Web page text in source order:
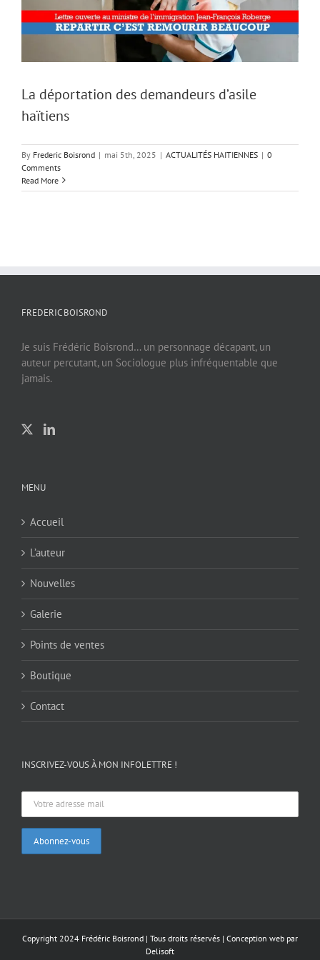
La déportation des demandeurs d’asile
haïtiens
By Frederic Boisrond | mai 5th, 2025 | ACTUALITÉS HAITIENNES | 0
Comments
Read More
FREDERIC BOISROND
Je suis Frédéric Boisrond… un personnage décapant, un
auteur percutant, un Sociologue plus infréquentable que
jamais.
MENU
Accueil
L’auteur
Nouvelles
Galerie
Points de ventes
Boutique
Contact
INSCRIVEZ-VOUS À MON INFOLETTRE !
Copyright 2024 Frédéric Boisrond | Tous droits réservés | Conception web par
Delisoft